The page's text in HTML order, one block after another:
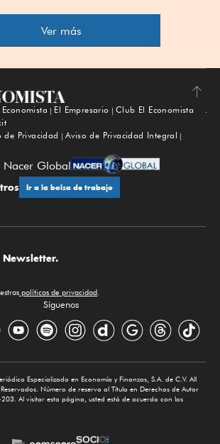
Ver más
Subir
Economista El Empresario
Club El Economista
de Privacidad
Aviso de Privacidad Integral
Nacer Global
Ir a la bolsa de trabajo
Newsletter.
políticas de privacidad.
Síguenos
Especializado en Economía y Finanzas, S.A. de C.V. All
Número de reserva al Título en Derechos de Autor
Al visitar esta página, usted está de acuerdo con los